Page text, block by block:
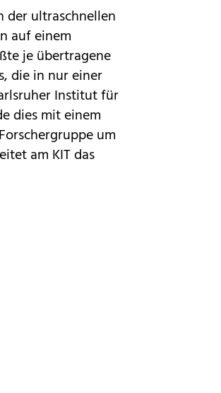
derultraschnellen
auf einem
je übertragene
die in nur einer
Institut für
dies mit einem
um
am KIT das